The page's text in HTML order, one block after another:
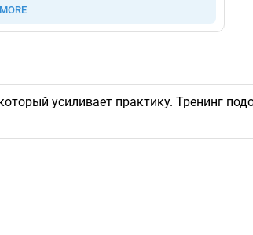
усиливает практику. Тренинг